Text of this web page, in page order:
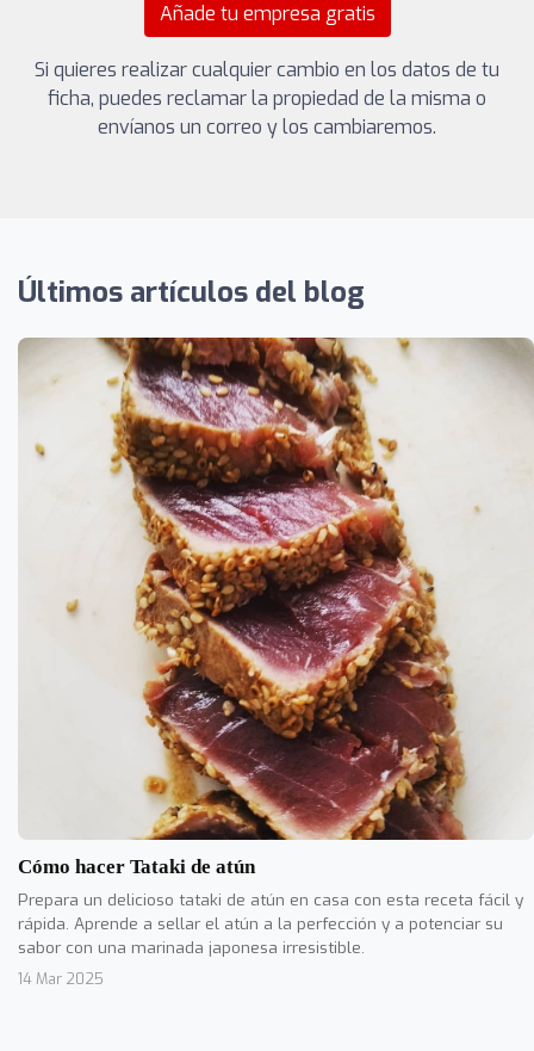
Añade tu empresa gratis
Si quieres realizar cualquier cambio en los datos de tu
ficha, puedes reclamar la propiedad de la misma o
envíanos un correo y los cambiaremos.
Últimos artículos del blog
Cómo hacer Tataki de atún
Prepara un delicioso tataki de atún en casa con esta receta fácil y
rápida. Aprende a sellar el atún a la perfección y a potenciar su
sabor con una marinada japonesa irresistible.
14 Mar 2025